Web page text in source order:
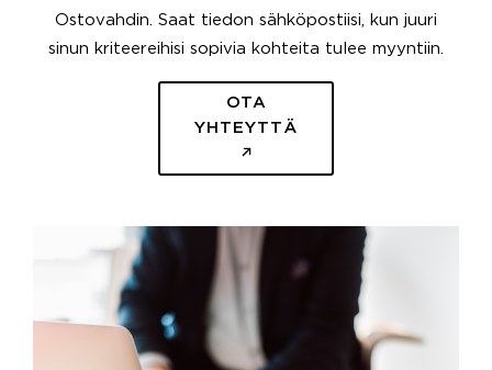
Ostovahdin. Saat tiedon sähköpostiisi, kun juuri
sinun kriteereihisi sopivia kohteita tulee myyntiin.
OTA
YHTEYTTÄ